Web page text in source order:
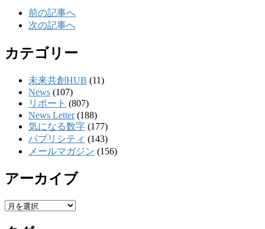
前の記事へ
次の記事へ
カテゴリー
未来共創HUB (11)
News (107)
リポート (807)
News Letter(188)
気になる数字 (177)
パブリシティ (143)
メールマガジン (156)
アーカイブ
ア